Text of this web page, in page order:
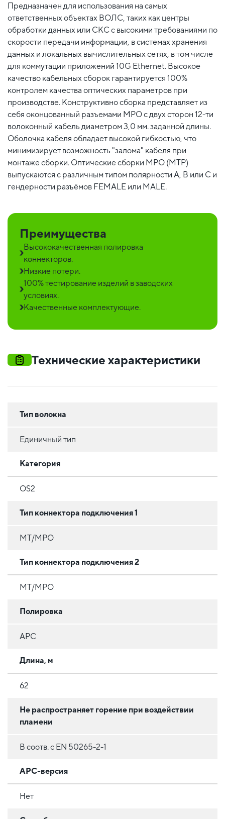
Предназначен для использования на самых
ответственных объектах ВОЛС, таких как центры
обработки данных или СКС с высокими требованиями по
скорости передачи информации, в системах хранения
данных и локальных вычислительных сетях, в том числе
для коммутации приложений 10G Ethernet. Высокое
качество кабельных сборок гарантируется 100%
контролем качества оптических параметров при
производстве. Конструктивно сборка представляет из
себя оконцованный разъемами MPO c двух сторон 12-ти
волоконный кабель диаметром 3,0 мм. заданной длины.
Оболочка кабеля обладает высокой гибкостью, что
минимизирует возможность "залома" кабеля при
монтаже сборки. Оптические сборки MPO (MTP)
выпускаются с различным типом полярности А, В или С и
гендерности разъёмов FEMALE или MALE.
Преимущества
Высококачественная полировка
коннекторов.
Низкие потери.
100% тестирование изделий в заводских
условиях.
Качественные комплектующие.
Технические характеристики
Тип волокна
Единичный тип
Категория
OS2
Тип коннектора подключения 1
MT/MPO
Тип коннектора подключения 2
MT/MPO
Полировка
APC
Длина, м
62
Не распространяет горение при воздействии
пламени
В соотв. с EN 50265-2-1
APC-версия
Нет